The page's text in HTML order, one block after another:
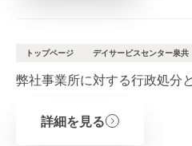
トップページ デイサービスセンター泉共
弊社事業所に対する行政処分
詳細を見る